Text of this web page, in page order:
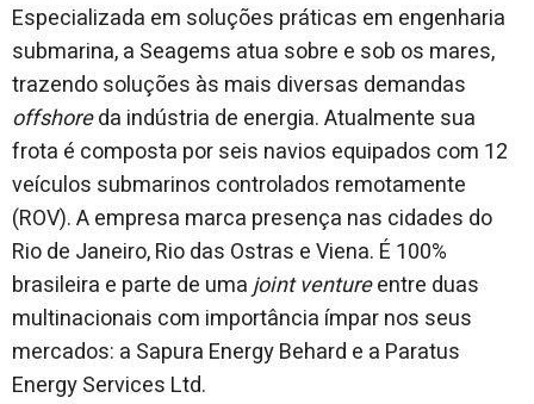
Especializada em soluções práticas em engenharia
submarina, a Seagems atua sobre e sob os mares,
trazendo soluções às mais diversas demandas
offshoreda indústria de energia. Atualmente sua
frota é composta por seis navios equipados com 12
veículos submarinos controlados remotamente
(ROV). A empresa marca presença nas cidades do
Rio de Janeiro, Rio das Ostras e Viena. É 100%
brasileira e parte de umajoint ventureentre duas
multinacionais com importância ímpar nos seus
mercados: a Sapura Energy Behard e a Paratus
Energy Services Ltd.